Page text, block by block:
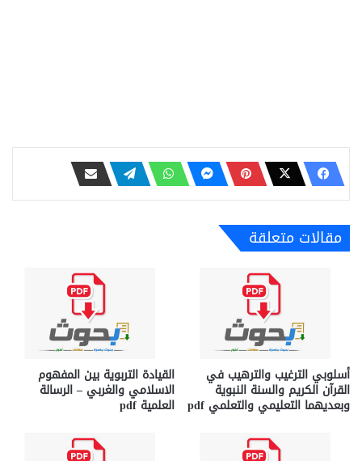
مقالات متعلقة
أسلوبي الترغيب والترهيب في
القرآن الكريم والسنة النبوية
وبعديهما التعليمي والتعلمي pdf
القيادة التربوية بين المفهوم
الاسلامي والغربي – الرسالة
العلمية pdf